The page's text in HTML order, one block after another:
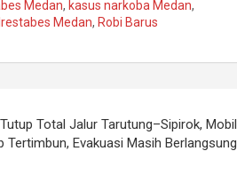
Medan, kasus narkoba Medan,
Medan, Robi Barus
Total Jalur Tarutung–Sipirok, Mobil
Tertimbun, Evakuasi Masih Berlangsung